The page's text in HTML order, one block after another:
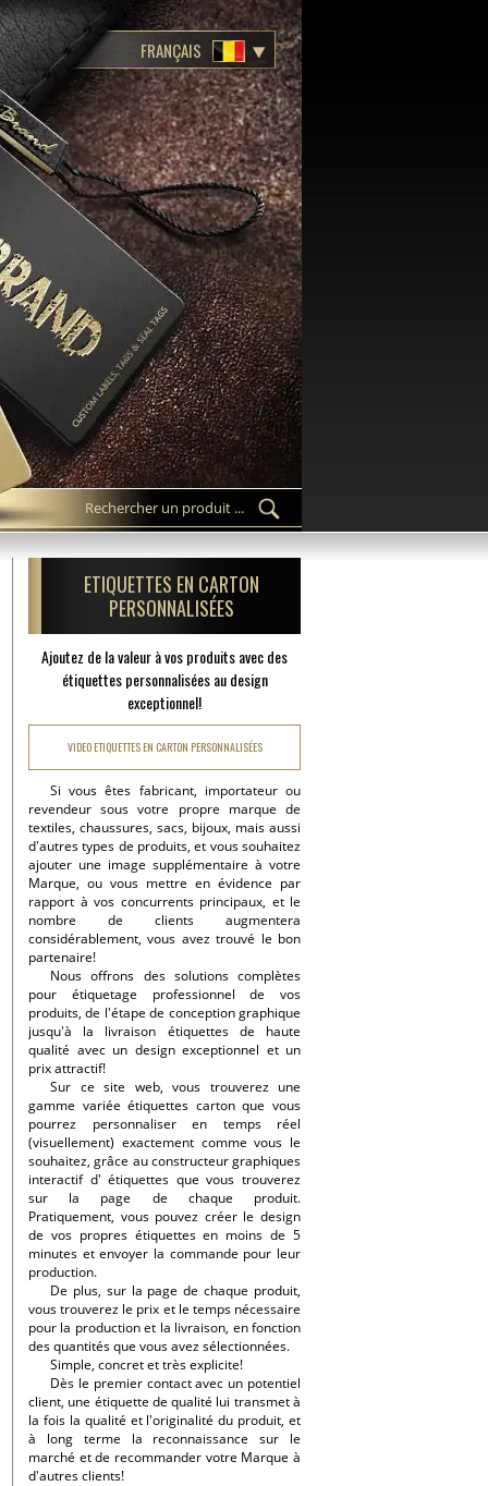
FRANÇAIS
ETIQUETTES EN CARTON
PERSONNALISÉES
Ajoutez de la valeur à vos produits avec des
étiquettes personnalisées au design
exceptionnel!
VIDEO ETIQUETTES EN CARTON PERSONNALISÉES
Si vous êtes fabricant, importateur ou
revendeur sous votre propre marque de
textiles, chaussures, sacs, bijoux, mais aussi
d'autres types de produits, et vous souhaitez
ajouter une image supplémentaire à votre
Marque, ou vous mettre en évidence par
rapport à vos concurrents principaux, et le
nombre de clients augmentera
considérablement, vous avez trouvé le bon
partenaire!
Nous offrons des solutions complètes
pour étiquetage professionnel de vos
produits, de l'étape de conception graphique
jusqu'à la livraison étiquettes de haute
qualité avec un design exceptionnel et un
prix attractif!
Sur ce site web, vous trouverez une
gamme variée étiquettes carton que vous
pourrez personnaliser en temps réel
(visuellement) exactement comme vous le
souhaitez, grâce au constructeur graphiques
interactif d' étiquettes que vous trouverez
sur la page de chaque produit.
Pratiquement, vous pouvez créer le design
de vos propres étiquettes en moins de 5
minutes et envoyer la commande pour leur
production.
De plus, sur la page de chaque produit,
vous trouverez le prix et le temps nécessaire
pour la production et la livraison, en fonction
des quantités que vous avez sélectionnées.
Simple, concret et très explicite!
Dès le premier contact avec un potentiel
client, une étiquette de qualité lui transmet à
la fois la qualité et l'originalité du produit, et
à long terme la reconnaissance sur le
marché et de recommander votre Marque à
d'autres clients!